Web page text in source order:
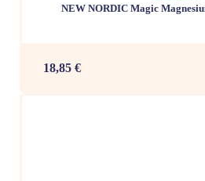
NEW NORDIC Magic
18,85 €